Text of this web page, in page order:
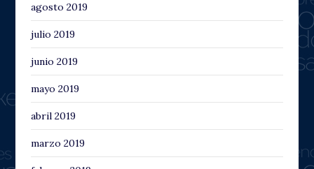
agosto 2019
julio 2019
junio 2019
mayo 2019
abril 2019
marzo 2019